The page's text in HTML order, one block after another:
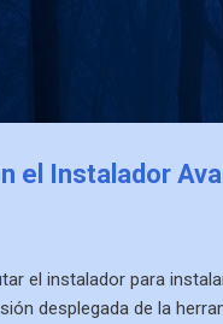
el Instalador
el instalador para
desplegada de la